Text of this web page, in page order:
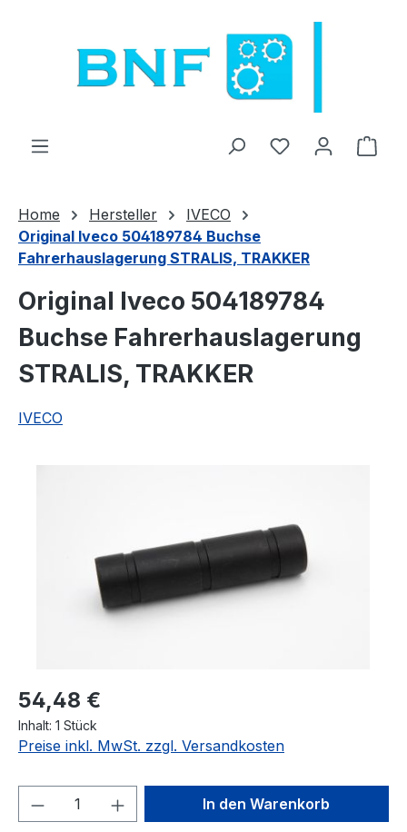
Du hast 0
Home Hersteller
IVECO
Original Iveco 504189784 Buchse
Fahrerhauslagerung STRALIS, TRAKKER
Original Iveco 504189784
Buchse Fahrerhauslagerung
STRALIS, TRAKKER
IVECO
Regulärer Preis:
54,48 €
Inhalt: 1 Stück
Preise inkl. MwSt. zzgl. Versandkosten
Produkt Anzahl: Gib denIn den Warenkorb